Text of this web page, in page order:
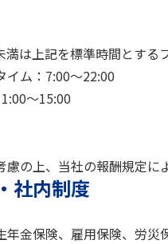
は上記を標準時間とする
イム：7:00～22:00
～15:00
慮の上、当社の報酬規定に
社内制度
年金保険、雇用保険、労